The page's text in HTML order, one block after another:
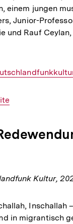
einem jungen
Junior-
und Rauf Ceylan,
Kultur,
Inschallah
in migrantisch